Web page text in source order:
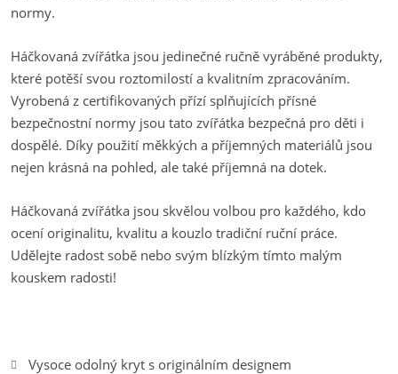
normy.
Háčkovaná zvířátka jsou jedinečné ručně vyráběné produkty,
které potěší svou roztomilostí a kvalitním zpracováním.
Vyrobená z certifikovaných přízí splňujících přísné
bezpečnostní normy jsou tato zvířátka bezpečná pro děti i
dospělé. Díky použití měkkých a příjemných materiálů jsou
nejen krásná na pohled, ale také příjemná na dotek.
Háčkovaná zvířátka jsou skvělou volbou pro každého, kdo
ocení originalitu, kvalitu a kouzlo tradiční ruční práce.
Udělejte radost sobě nebo svým blízkým tímto malým
kouskem radosti!
Vysoce odolný kryt s originálním designem